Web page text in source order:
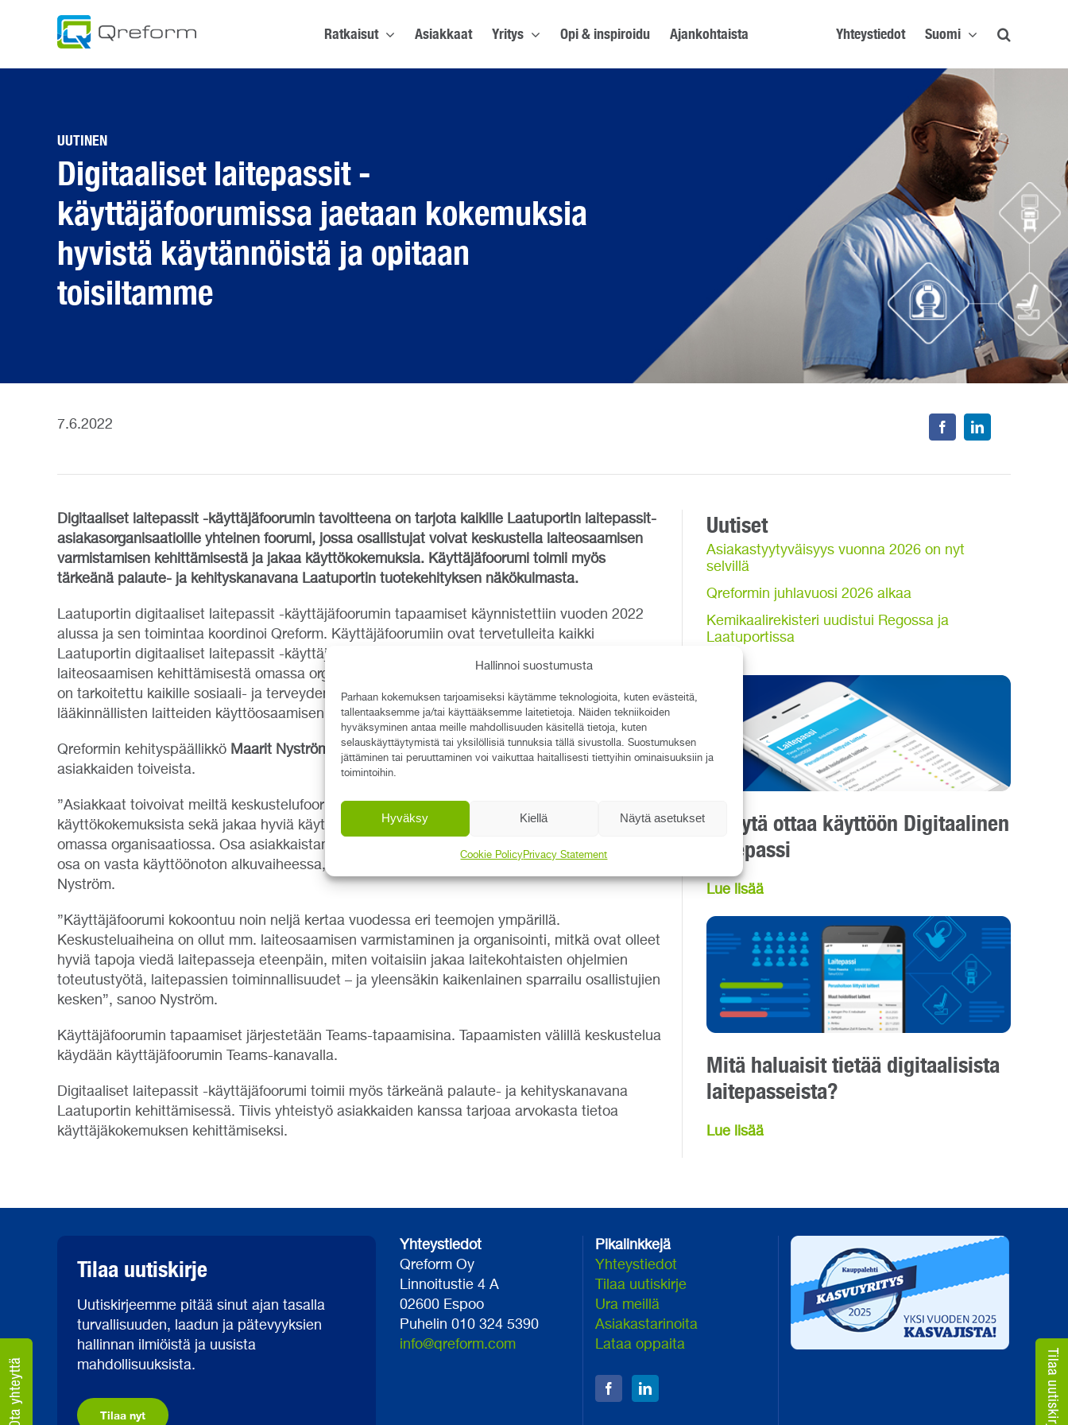
Hallinnoi suostumusta
Parhaan kokemuksen tarjoamiseksi käytämme teknologioita, kuten evästeitä,
tallentaaksemme ja/tai käyttääksemme laitetietoja. Näiden tekniikoiden
hyväksyminen antaa meille mahdollisuuden käsitellä tietoja, kuten
selauskäyttäytymistä tai yksilöllisiä tunnuksia tällä sivustolla. Suostumuksen
jättäminen tai peruuttaminen voi vaikuttaa haitallisesti tiettyihin ominaisuuksiin ja
toimintoihin.
Hyväksy Kiellä Näytä asetukset
Cookie PolicyPrivacy Statement
Ratkaisut Asiakkaat Yritys Opi & inspiroidu Ajankohtaista Yhteystiedot Suomi
UUTINEN
Digitaaliset laitepassit -
käyttäjäfoorumissa jaetaan kokemuksia
hyvistä käytännöistä ja opitaan
toisiltamme
7.6.2022
Digitaaliset laitepassit -käyttäjäfoorumin tavoitteena on tarjota kaikille Laatuportin laitepassit-
asiakasorganisaatioille yhteinen foorumi, jossa osallistujat voivat keskustella laiteosaamisen
varmistamisen kehittämisestä ja jakaa käyttökokemuksia. Käyttäjäfoorumi toimii myös
tärkeänä palaute- ja kehityskanavana Laatuportin tuotekehityksen näkökulmasta.
Laatuportin digitaaliset laitepassit -käyttäjäfoorumin tapaamiset käynnistettiin vuoden 2022
alussa ja sen toimintaa koordinoi Qreform. Käyttäjäfoorumiin ovat tervetulleita kaikki
Laatuportin digitaaliset laitepassit -käyttäjäorganisaatioiden henkilöt, jotka ovat kiinnostuneita
laiteosaamisen kehittämisestä omassa organisaatiossaan.
Laatuportin digitaaliset laitepassit
on tarkoitettu kaikille sosiaali- ja terveydenhuollon yksiköille, joita koskee velvoitteet
lääkinnällisten laitteiden käyttöosaamisen varmistamisesta.
Qreformin kehityspäällikkö Maarit Nyström
kertoo, että käyttäjäfoorumi käynnistettiin
asiakkaiden toiveista.
”Asiakkaat toivoivat meiltä keskustelufoorumia, jossa olisi mahdollisuus oppia muiden
käyttökokemuksista sekä jakaa hyviä käytäntöjä ja ideoita, joita voi kukin sitten hyödyntää
omassa organisaatiossa. Osa asiakkaistamme on käyttänyt laitepasseja jo useamman vuoden,
osa on vasta käyttöönoton alkuvaiheessa, joten avoin tiedonvaihto nähtiin tärkeäksi”, sanoo
Nyström.
”Käyttäjäfoorumi kokoontuu noin neljä kertaa vuodessa eri teemojen ympärillä.
Keskusteluaiheina on ollut mm. laiteosaamisen varmistaminen ja organisointi, mitkä ovat olleet
hyviä tapoja viedä laitepasseja eteenpäin, miten voitaisiin jakaa laitekohtaisten ohjelmien
toteutustyötä, laitepassien toiminnallisuudet – ja yleensäkin kaikenlainen sparrailu osallistujien
kesken”, sanoo Nyström.
Käyttäjäfoorumin tapaamiset järjestetään Teams-tapaamisina. Tapaamisten välillä keskustelua
käydään käyttäjäfoorumin Teams-kanavalla.
Digitaaliset laitepassit -käyttäjäfoorumi toimii myös tärkeänä palaute- ja kehityskanavana
Laatuportin kehittämisessä. Tiivis yhteistyö asiakkaiden kanssa tarjoaa arvokasta tietoa
käyttäjäkokemuksen kehittämiseksi.
Uutiset
Asiakastyytyväisyys vuonna 2026 on nyt
selvillä
Qreformin juhlavuosi 2026 alkaa
Kemikaalirekisteri uudistui Regossa ja
Laatuportissa
5 syytä ottaa käyttöön Digitaalinen
laitepassi
Lue lisää
Mitä haluaisit tietää digitaalisista
laitepasseista?
Lue lisää
Tilaa uutiskirje
Uutiskirjeemme pitää sinut ajan tasalla
turvallisuuden, laadun ja pätevyyksien
hallinnan ilmiöistä ja uusista
mahdollisuuksista.
Tilaa nyt
Yhteystiedot
Qreform Oy
Linnoitustie 4 A
02600 Espoo
Puhelin 010 324 5390
info@qreform.com
Pikalinkkejä
Yhteystiedot
Tilaa uutiskirje
Ura meillä
Asiakastarinoita
Lataa oppaita